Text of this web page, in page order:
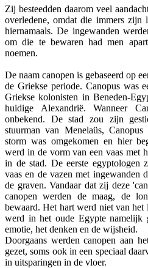
Zij besteedden daarom veel
overledene, omdat die immers
hiernamaals. De ingewanden
om die te bewaren had men
noemen.
De naam canopen is gebaseerd op
de Griekse periode. Canopus was
Griekse kolonisten in Beneden-
huidige Alexandrië. Wanneer
onbekend. De stad zou zijn
stuurman van Menelaüs,
storm was omgekomen en hier
werd in de vorm van een vaas met
in de stad. De eerste egyptologen
vaas en de vazen met ingewanden
de graven. Vandaar dat zij deze
canopen werden de maag, de
bewaard. Het hart werd niet van het
werd in het oude Egypte namelijk
emotie, het denken en de wijsheid.
Doorgaans werden canopen aan
gezet, soms ook in een speciaal
in uitsparingen in de vloer.